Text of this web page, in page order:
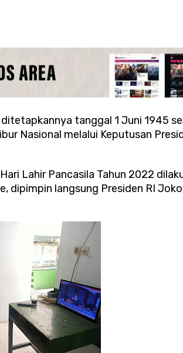
tanggal 1 Juni 1945
Nasional melalui Keputusan
Lahir Pancasila Tahun 2022
dipimpin langsung Presiden RI